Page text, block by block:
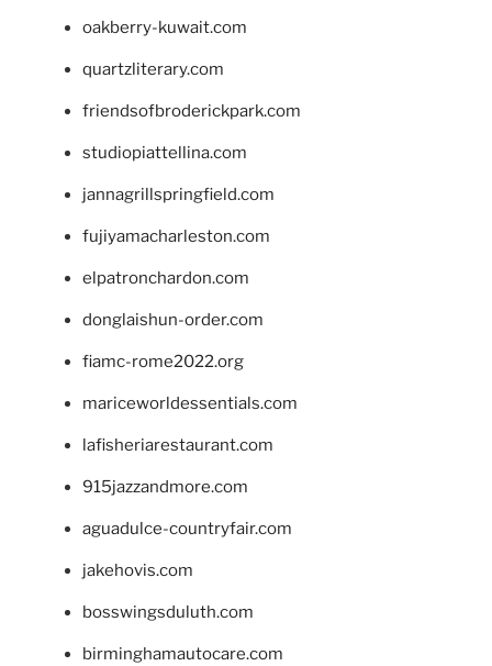
oakberry-kuwait.com
quartzliterary.com
friendsofbroderickpark.com
studiopiattellina.com
jannagrillspringfield.com
fujiyamacharleston.com
elpatronchardon.com
donglaishun-order.com
fiamc-rome2022.org
mariceworldessentials.com
lafisheriarestaurant.com
915jazzandmore.com
aguadulce-countryfair.com
jakehovis.com
bosswingsduluth.com
birminghamautocare.com